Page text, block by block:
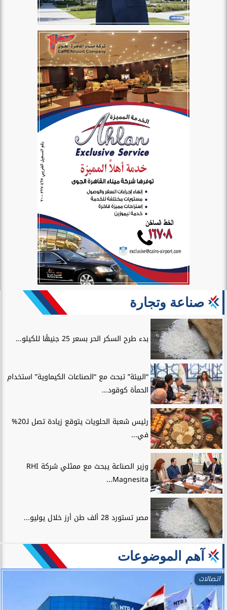
صناعة وتجارة
بدء طرح السكر الحر بسعر 25 جنيهًا للكيلو...
“البيئة” تبحث مع “الصناعات الكيماوية” استخدام
الحمأة كوقود...
رئيس شعبة الحلويات يتوقع زيادة تصل لـ20%
في...
وزير الصناعة يبحث مع ممثلي شركة RHI
Magnesita...
مصر تستورد 28 ألف طن أرز خلال يوليو...
آهم الموضوعات
اتصالات